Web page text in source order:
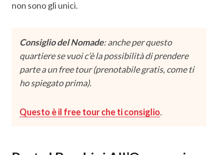
non sono gli unici.
Consiglio del Nomade: anche per questo
quartiere se vuoi c’è la possibilità di prendere
parte a un free tour (prenotabile gratis, come ti
ho spiegato prima).
Questo è il free tour che ti consiglio.